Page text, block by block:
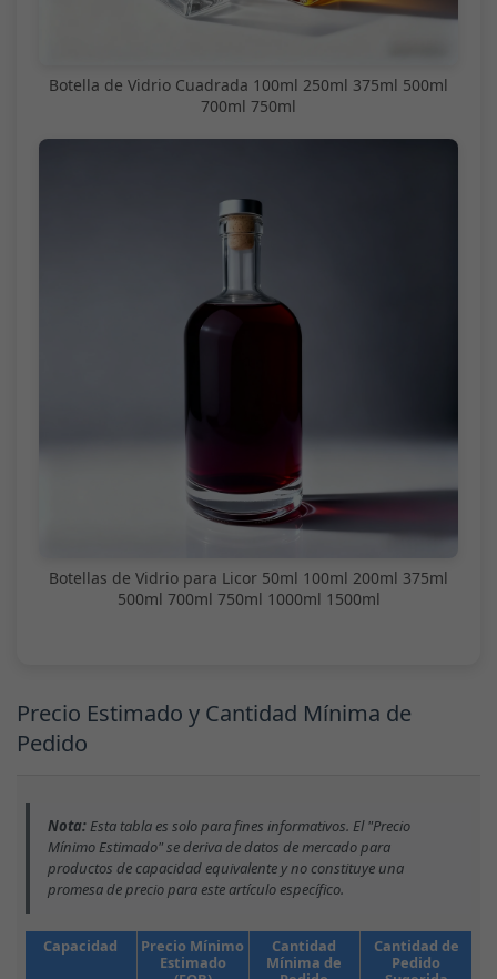
Botella de Vidrio Cuadrada 100ml 250ml 375ml 500ml
700ml 750ml
Botellas de Vidrio para Licor 50ml 100ml 200ml 375ml
500ml 700ml 750ml 1000ml 1500ml
Precio Estimado y Cantidad Mínima de
Pedido
Nota:Esta tabla es solo para fines informativos. El "Precio
Mínimo Estimado" se deriva de datos de mercado para
productos de capacidad equivalente y no constituye una
promesa de precio para este artículo específico.
Capacidad
Precio Mínimo
Estimado
Cantidad
Mínima de
Cantidad de
Pedido